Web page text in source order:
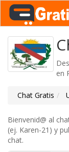
en
Chat Gratis
Bienvenid@ al
(ej. Karen-21) y
chat.